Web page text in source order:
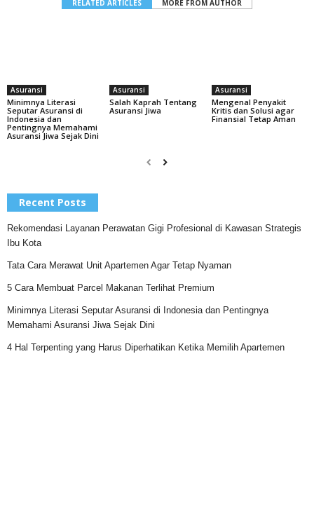
RELATED ARTICLES MORE FROM AUTHOR
Asuransi
Minimnya Literasi
Seputar Asuransi di
Indonesia dan
Pentingnya Memahami
Asuransi Jiwa Sejak Dini
Asuransi
Salah Kaprah Tentang
Asuransi Jiwa
Asuransi
Mengenal Penyakit
Kritis dan Solusi agar
Finansial Tetap Aman
Recent Posts
Rekomendasi Layanan Perawatan Gigi Profesional di Kawasan Strategis
Ibu Kota
Tata Cara Merawat Unit Apartemen Agar Tetap Nyaman
5 Cara Membuat Parcel Makanan Terlihat Premium
Minimnya Literasi Seputar Asuransi di Indonesia dan Pentingnya
Memahami Asuransi Jiwa Sejak Dini
4 Hal Terpenting yang Harus Diperhatikan Ketika Memilih Apartemen